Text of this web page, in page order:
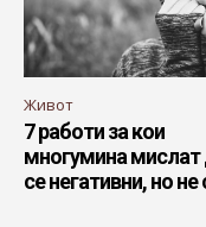
Живот
7 работи за кои
многумина мислат
се негативни, но не